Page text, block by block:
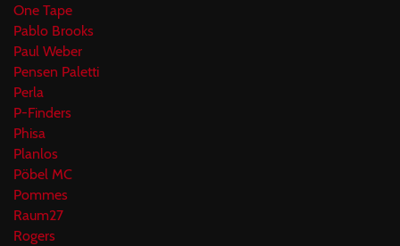
One Tape
Pablo Brooks
Paul Weber
Pensen Paletti
Perla
P-Finders
Phisa
Planlos
Pöbel MC
Pommes
Raum27
Rogers